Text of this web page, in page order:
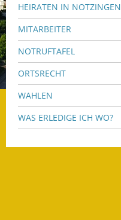
HEIRATEN IN NOTZINGEN
MITARBEITER
NOTRUFTAFEL
ORTSRECHT
WAHLEN
WAS ERLEDIGE ICH WO?